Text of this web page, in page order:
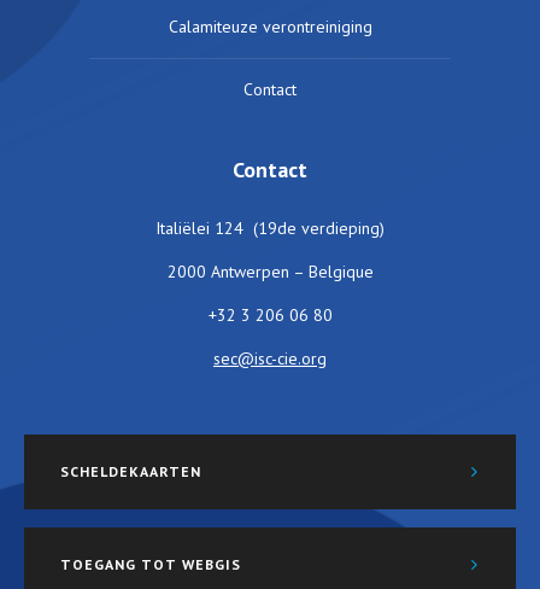
Calamiteuze verontreiniging
Contact
Contact
Italiëlei 124 (19de verdieping)
2000 Antwerpen – Belgique
+32 3 206 06 80
sec@isc-cie.org
SCHELDEKAARTEN
TOEGANG TOT WEBGIS